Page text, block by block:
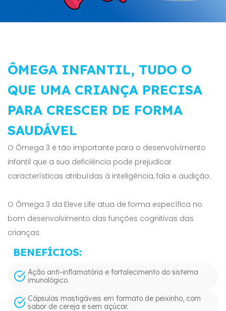
ÔMEGA INFANTIL, TUDO O
QUE UMA CRIANÇA PRECISA
PARA CRESCER DE FORMA
SAUDÁVEL
O Ômega 3 é tão importante para o desenvolvimento
infantil que a sua deficiência pode prejudicar
características atribuídas à inteligência, fala e audição.
O Ômega 3 da Eleve Life atua de forma específica no
bom desenvolvimento das funções cognitivas das
crianças.
BENEFÍCIOS:
Ação anti-inflamatória e fortalecimento do sistema
imunológico.
Cápsulas mastigáveis em formato de peixinho, com
sabor de cereja e sem açúcar.